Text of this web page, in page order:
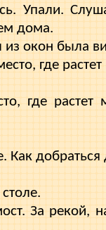
Упа­ли.
дома.
из окон была
где
где
Как добраться
За рекой,